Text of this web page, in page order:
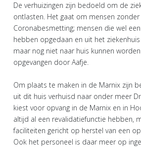
De verhuizingen zijn bedoeld om de
ontlasten. Het gaat om mensen
Coronabesmetting; mensen die wel
hebben opgedaan en uit het
maar nog niet naar huis kunnen
opgevangen door Aafje.
Om plaats te maken in de Marnix zijn
uit dit huis verhuisd naar onder meer
kiest voor opvang in de Marnix en in
altijd al een revalidatiefunctie hebben,
faciliteiten gericht op herstel van een
Ook het personeel is daar meer op